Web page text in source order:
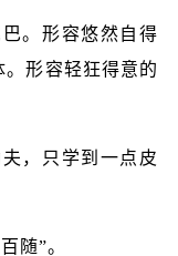
。形容悠然自得
形容轻狂得意的
，只学到一点皮
随”。